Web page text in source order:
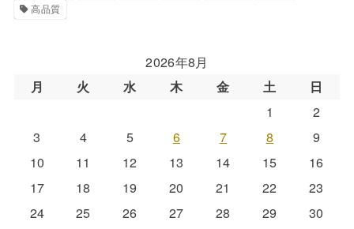
高品質
2026年8月
月
火 水 木 金 土
日
1
2
3
4 5 6 7 8
9
10
11 12 13 14 15
16
17
18 19 20 21 22
23
24
25 26 27 28 29
30